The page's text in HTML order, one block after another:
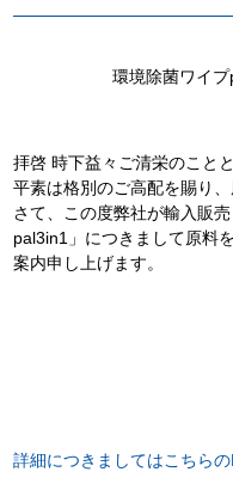
環境除菌ワイ
拝啓 時下益々ご清栄のこと
平素は格別のご高配を賜り、
さて、この度弊社が輸入販
pal3in1」につきまして原料
案内申し上げます。
詳細につきましてはこちらの